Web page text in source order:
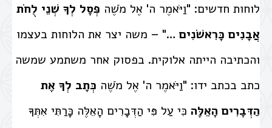
לוחות חדשים: "וַיֹּאמֶר ה' אֶל מֹשֶׁהפְּסָל לְךָ שְׁנֵי לֻחֹת
אֲבָנִים כָּרִאשֹׁנִים…" – משה יצר את הלוחות בעצמו
והכתיבה הייתה אלוקית. בפסוק אחר משתמע שמשה
כתב בכתב ידו: "וַיֹּאמֶר ה' אֶל מֹשֶׁהכְּתָב לְךָ אֶת
הַדְּבָרִים הָאֵלֶּהכִּי עַל פִּי הַדְּבָרִים הָאֵלֶּה כָּרַתִּי אִתְּךָ